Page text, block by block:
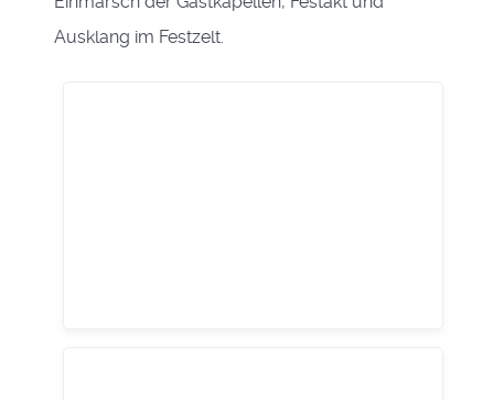
Ausklang im Festzelt.